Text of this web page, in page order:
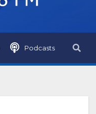
Podcasts